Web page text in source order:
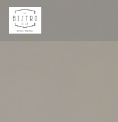
Panel pro správu cookies